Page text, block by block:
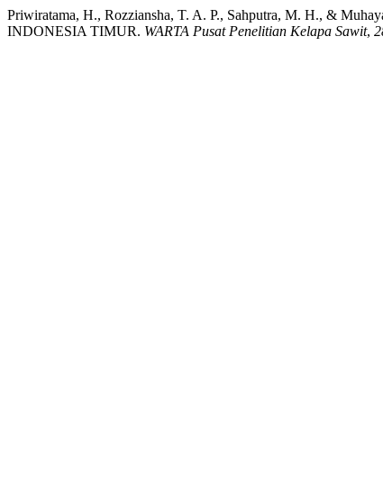
Priwiratama, H., Rozziansha, T. A. P., Sahputra, M. H., &
INDONESIA TIMUR. WARTA Pusat Penelitian Kelapa Sawit,